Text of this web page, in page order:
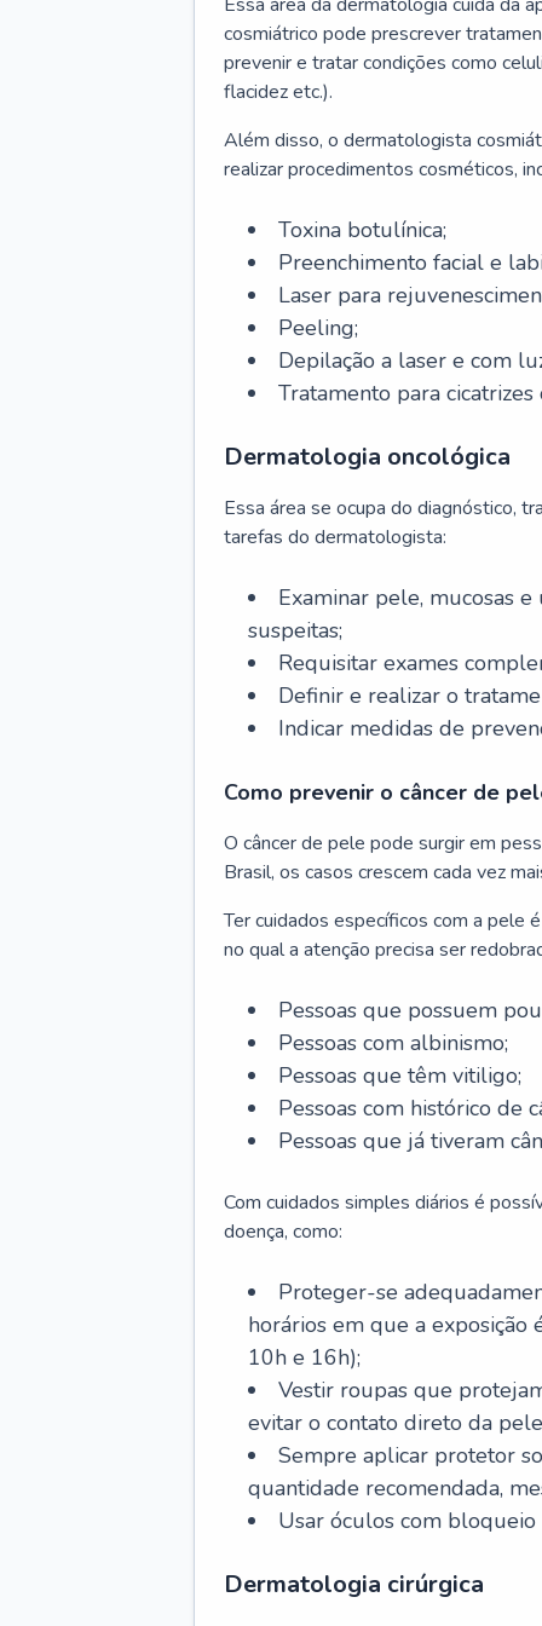
cosmiátrico pode prescrever
prevenir e tratar condições como
flacidez etc.).
Além disso, o dermatologista
realizar procedimentos cosméticos,
Toxina botulínica;
Preenchimento facial e
Laser para
Peeling;
Depilação a laser e com
Tratamento para cicatrizes
Dermatologia oncológica
Essa área se ocupa do diagnóstico,
tarefas do dermatologista:
Examinar pele, mucosas
suspeitas;
Requisitar exames
Definir e realizar o
Indicar medidas de
Como prevenir o câncer de
O câncer de pele pode surgir em
Brasil, os casos crescem cada vez
Ter cuidados específicos com a pele
no qual a atenção precisa ser
Pessoas que possuem
Pessoas com albinismo;
Pessoas que têm vitiligo;
Pessoas com histórico de
Pessoas que já tiveram
Com cuidados simples diários é
doença, como:
Proteger-se
horários em que a exposição
10h e 16h);
Vestir roupas que
evitar o contato direto da
Sempre aplicar protetor
quantidade recomendada,
Usar óculos com bloqueio
Dermatologia cirúrgica